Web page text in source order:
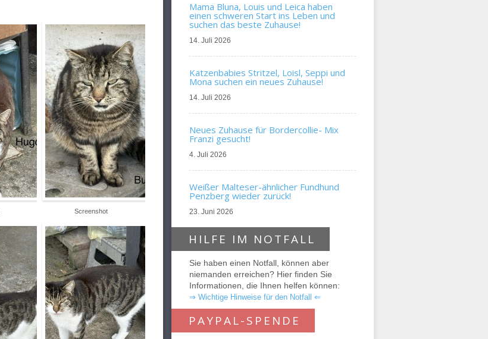
Screenshot
Mama Bluna, Louis und Leica haben
einen schweren Start ins Leben und
suchen das beste Zuhause!
14. Juli 2026
Katzenbabies Stritzel, Loisl, Seppi und
Mona suchen ein neues Zuhause!
14. Juli 2026
Neues Zuhause für Bordercollie- Mix
Franzi gesucht!
4. Juli 2026
Weißer Malteser-ähnlicher Fundhund
Penzberg wieder zurück!
23. Juni 2026
HILFE IM NOTFALL
Sie haben einen Notfall, können aber
niemanden erreichen? Hier finden Sie
Informationen, die Ihnen helfen können:
⇒ Wichtige Hinweise für den Notfall ⇐
PAYPAL-SPENDE